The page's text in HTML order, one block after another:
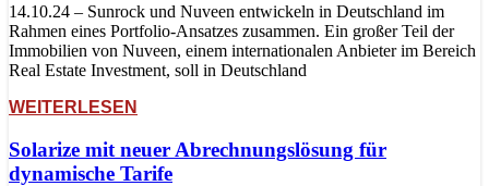
14.10.24 – Sunrock und Nuveen entwickeln in Deutschland im
Rahmen eines Portfolio-Ansatzes zusammen. Ein großer Teil der
Immobilien von Nuveen, einem internationalen Anbieter im Bereich
Real Estate Investment, soll in Deutschland
WEITERLESEN
Solarize mit neuer Abrechnungslösung für
dynamische Tarife